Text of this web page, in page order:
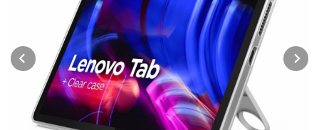
Prev